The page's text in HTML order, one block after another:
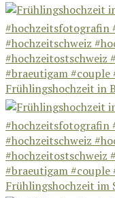
Frühlingshochzeit in
Frühlingshochzeit im